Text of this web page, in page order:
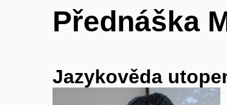
Přednáška
Jazykověda